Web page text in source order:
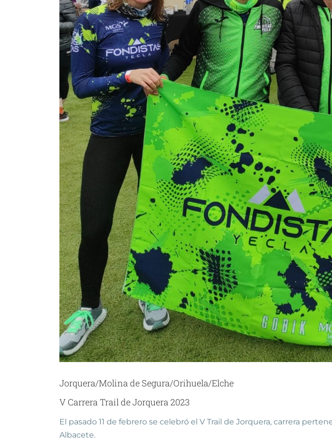
Jorquera/Molina de Segura/Orihuela/Elche
V Carrera Trail de Jorquera 2023
El pasado 11 de febrero se celebró el V Trail de Jorquera, carrera
Albacete.